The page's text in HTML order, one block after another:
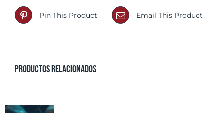
Pin This Product Email This Product
Productos relacionados